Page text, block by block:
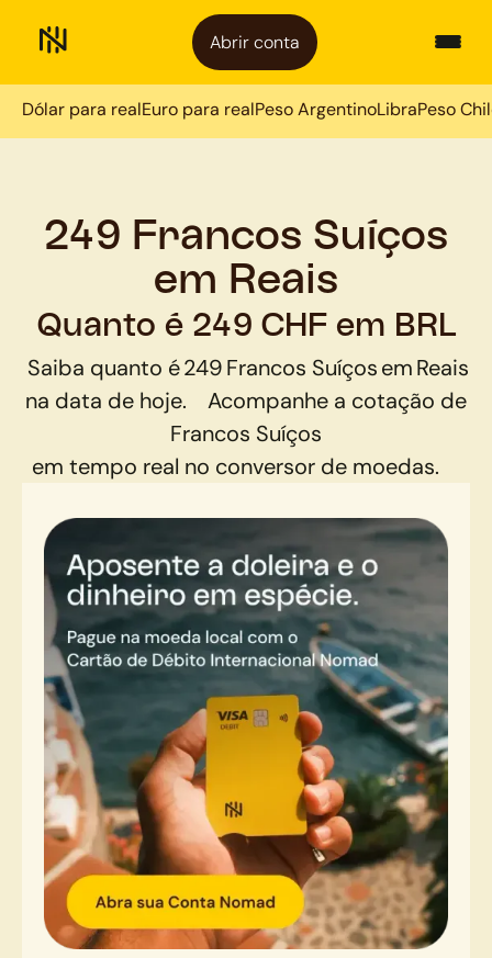
Abrir conta
Dólar para realEuro para realPeso ArgentinoLibraPeso
249 Francos Suíços
em Reais
Quanto é 249 CHF em BRL
Saiba quanto é249Francos SuíçosemReais
na data de hoje.
Acompanhe a cotação de
Francos Suíços
em tempo real no conversor de moedas.